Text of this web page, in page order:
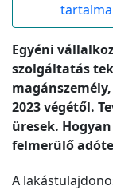
Egyéni
szolgáltatás
2023 végétől.
üresek.
felmerülő
A